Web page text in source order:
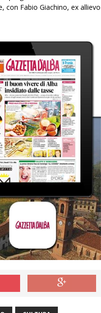
con Fabio Giachino, ex allievo